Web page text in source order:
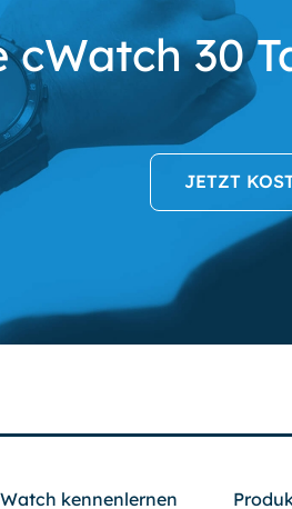
cWatch 30
JETZT
kennenlernen